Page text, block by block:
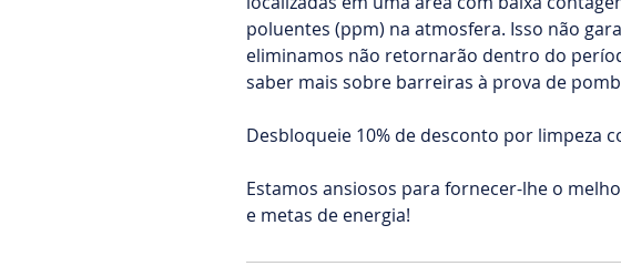
poluentes (ppm) na atmosfera. Isso não
eliminamos não retornarão dentro do
saber mais sobre barreiras à prova de
Desbloqueie 10% de desconto por limpeza
Estamos ansiosos para fornecer-lhe o
e metas de energia!